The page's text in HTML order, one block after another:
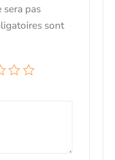
pas
sont